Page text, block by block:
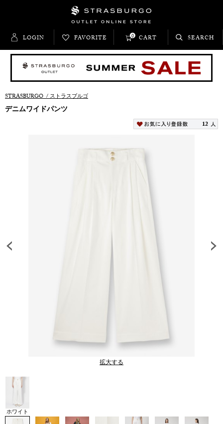
LOGIN FAVORITE CART
0 SEARCH
STRASBURGO/ストラスブルゴ
デニムワイドパンツ
12
拡大する
ホワイト